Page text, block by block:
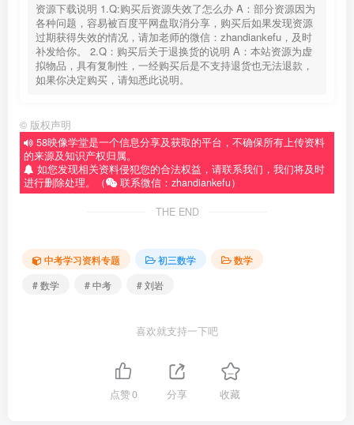
资源下载说明 1.Q:购买后资源失效了怎么办 A：部分资源因为
各种问题，容易被百度平网盘取消分享，购买后如果发现资源
过期获得失效的情况，请加老师的微信：zhandiankefu，及时
补发给你。 2.Q：购买后关于退换货的说明 A：本站资源为虚
拟物品，具有复制性，一经购买后是不支持退货也无法退款，
如果你决定购买，请知悉此说明。
© 版权声明
58映像学堂是一个信息分享及获取的平台，不确保所有上传资料
的来源及知识产权归属。
如您发现相关资料侵犯您的合法权益，请联系我们，我们将及时
进行删除处理。（
联系微信：zhandiankefu）
THE END
中考学习资料专题 初三数学
数学
# 数学
# 中考 # 刘岩
喜欢就支持一下吧
点赞0 分享 收藏